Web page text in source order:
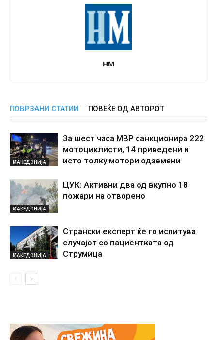
НМ
ПОВРЗАНИ СТАТИИ ПОВЕЌЕ ОД АВТОРОТ
МАКЕДОНИЈА
За шест часа МВР санкционира 222
мотоциклисти, 14 приведени и
исто толку мотори одземени
МАКЕДОНИЈА
ЦУК: Активни два од вкупно 18
пожари на отворено
МАКЕДОНИЈА
Странски експерт ќе го испитува
случајот со пациентката од
Струмица